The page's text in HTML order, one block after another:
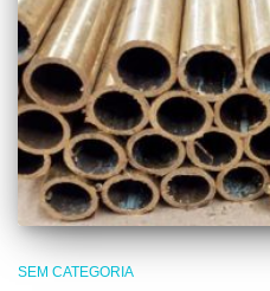
SEM CATEGORIA